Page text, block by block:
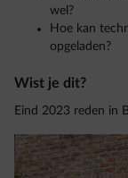
wel?
Hoe kan
opgeladen?
Wist je dit?
Eind 2023 reden in